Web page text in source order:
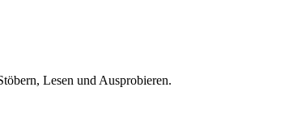
Lesen und Ausprobieren.